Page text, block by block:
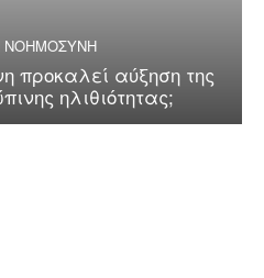
ΝΟΗΜΟΣΥΝΗ
προκαλεί αύξηση της
ηλιθιότητας;